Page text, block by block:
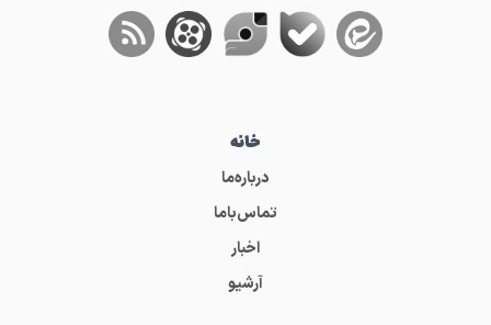
خانه
درباره‌ما
تماس‌باما
اخبار
آرشیو